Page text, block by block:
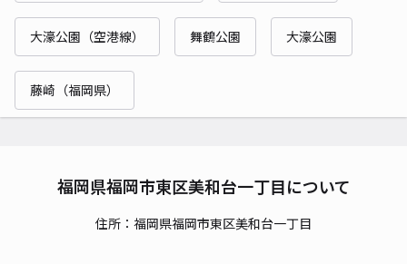
大濠公園（空港線） 舞鶴公園 大濠公園
藤崎（福岡県）
福岡県福岡市東区美和台一丁目について
住所：福岡県福岡市東区美和台一丁目